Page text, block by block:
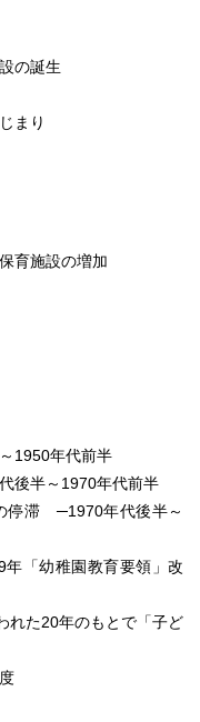
の誕生
まり
施設の増加
年代前半
半～1970年代前半
滞 ─1970年代後半～
幼稚園教育要領」改
た20年のもとで「子ど